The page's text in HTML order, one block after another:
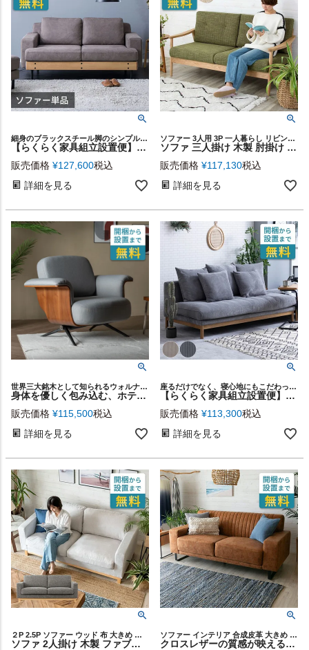
細身のブラックスチール脚のシンプルデザインで、どんなインテリアにも馴染みやすい2.5人掛けソファ
【らくらく家具組立設置便】柔らかくしっとりとした肌触りのレザー調生地を使用した2.5人掛けソファー [94870-gy]
販売価格 ¥127,600税込
詳細を見る
ソファー 3人用 3P 一人暮らし リビング ナチュラル シンプル
ソファ 三人掛け 木製 肘掛け 幅167cm ファブリック グリーン 緑 完成品 [91195]【 ソファー ひじ掛け アームソファ 3人掛け 3.5人掛け おしゃれ 肘置き付き 布製 布張り 木肘 生地 コンパクト シリーズ カウチ 北欧 カフェ風 西海岸 】
販売価格 ¥117,130税込
詳細を見る
世界三大銘木として知られるウォルナットの美しい木目と、スチールが織りなす洗練美が魅力のラウンジチェア
身体を優しく包み込む、ホテルライクな1人掛けラウンジチェア[67319]
販売価格 ¥115,500税込
詳細を見る
座るだけでなく、寝心地にもこだわったデイソファ
【らくらく家具組立設置便】奥行きが広いのでデイベッドにもなるコーデュロイ生地の3人掛けソファー [94868]
販売価格 ¥113,300税込
詳細を見る
２P 2.5P ソファー ウッド 布 大きめ カバー取り外し 新築祝い
ソファ 2人掛け 木製 ファブリック カバーリング W 181 × D 90 cm ホワイト グレー [91518]【 アームソファ 2.5人掛け ゆったり 2P フェザー ウッドフレーム おしゃれ シンプル モダン ナチュラル 北欧 リゾート 西海岸 インテリア リビング 脚付き 洗濯可】
ソファー インテリア 合成皮革 大きめ お手入れ簡単 肘掛付き
クロスレザーの質感が映えるヴィンテージ調2.5人掛けソファ 幅182cm [91529]